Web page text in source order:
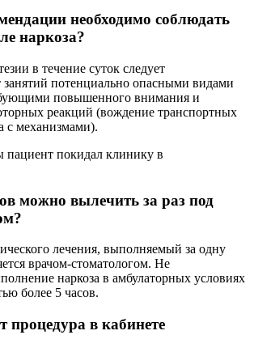
необходимо соблюдать
наркоза?
в течение суток следует
занятий потенциально опасными видами
повышенного внимания и
реакций (вождение транспортных
с механизмами).
пациент покидал клинику в
можно вылечить за раз под
лечения, выполняемый за одну
врачом-стоматологом. Не
наркоза в амбулаторных условиях
более 5 часов.
процедура в кабинете